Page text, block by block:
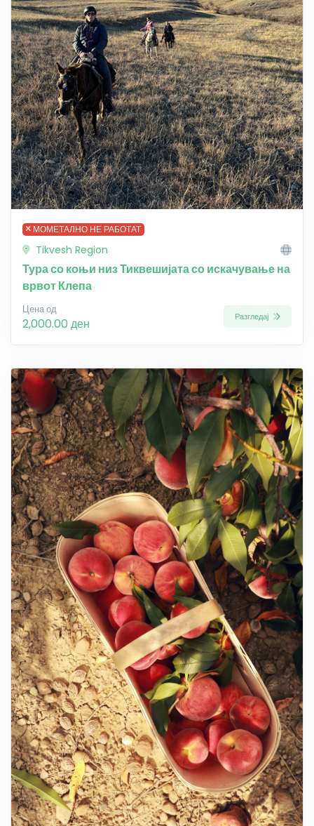
МОМЕТАЛНО НЕ РАБОТАТ
Tikvesh Region
Тура со коњи низ Тиквешијата со искачување на
врвот Клепа
Цена од
2,000.00 ден Разгледај